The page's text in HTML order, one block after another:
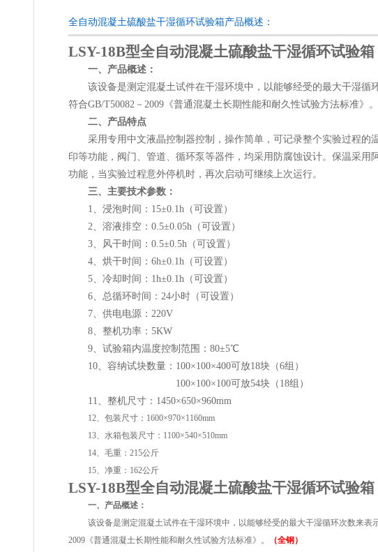
全自动混凝土硫酸盐干湿循环试验箱产品概述：
LSY-18B型全自动混凝土硫酸盐干湿循环试验箱
一、产品概述：
该设备是测定混凝土试件在干湿环境中，以能够经受的最大干湿循
符合GB/T50082－2009《普通混凝土长期性能和耐久性试验方法标准》。
二、产品特点
采用专用中文液晶控制器控制，操作简单，可记录整个实验过程的
印等功能，阀门、管道、循环泵等器件，均采用防腐蚀设计。保温采用
功能，当实验过程意外停机时，再次启动可继续上次运行。
三、主要技术参数：
1、浸泡时间：15±0.1h（可设置）
2、溶液排空：0.5±0.05h（可设置）
3、风干时间：0.5±0.5h（可设置）
4、烘干时间：6h±0.1h（可设置）
5、冷却时间：1h±0.1h（可设置）
6、总循环时间：24小时（可设置）
7、供电电源：220V
8、整机功率：5KW
9、试验箱内温度控制范围：80±5℃
10、容纳试块数量：100×100×400可放18块（6组）
100×100×100可放54块（18组）
11、整机尺寸：1450×650×960mm
12、包装尺寸：1600×970×1160mm
13、水箱包装尺寸：1100×540×510mm
14、毛重：215公斤
15、净重：162公斤
LSY-18B型全自动混凝土硫酸盐干湿循环试验箱
一、产品概述：
该设备是测定混凝土试件在干湿环境中，以能够经受的最大干湿循环次数来表
2009《普通混凝土长期性能和耐久性试验方法标准》。
（全钢）